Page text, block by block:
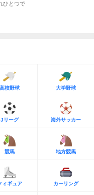
ひとつで
高校野球 大学野球
Jリーグ 海外サッカー
競馬 地方競馬
ィギュア カーリング